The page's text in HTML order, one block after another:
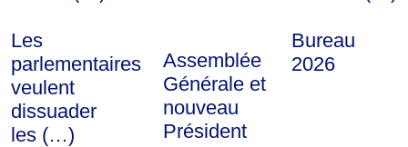
Les
parlementaires
veulent
dissuader
les (…)
Assemblée
Générale et
nouveau
Président
Bureau
2026